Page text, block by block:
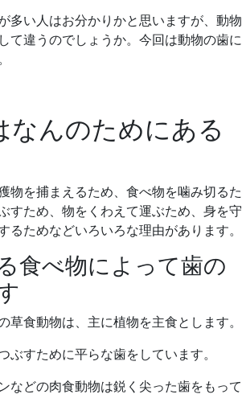
多い人はお分かりかと思いますが、動物
て違うのでしょうか。今回は動物の歯に
なんのためにある
物を捕まえるため、食べ物を噛み切るた
すため、物をくわえて運ぶため、身を守
るためなどいろいろな理由があります。
食べ物によって歯の
草食動物は、主に植物を主食とします。
ぶすために平らな歯をしています。
などの肉食動物は鋭く尖った歯をもって